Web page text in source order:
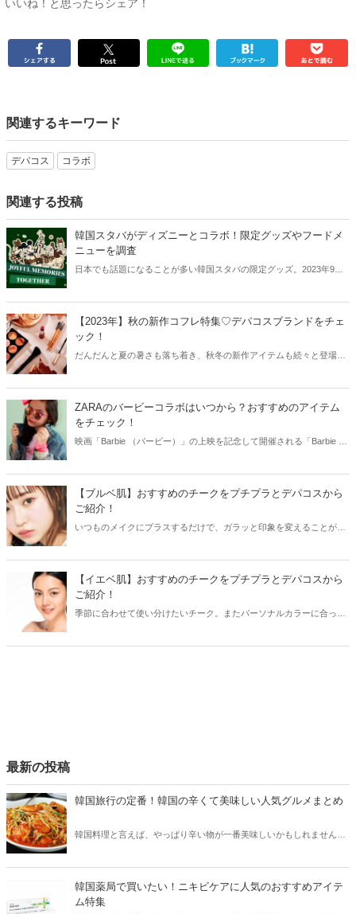
いいね！と思ったらシェア！
関連するキーワード
デパコス コラボ
関連する投稿
韓国スタバがディズニーとコラボ！限定グッズやフードメ
ニューを調査
日本でも話題になることが多い韓国スタバの限定グッズ。2023年9月
【2023年】秋の新作コフレ特集♡デパコスブランドをチェ
ック！
だんだんと夏の暑さも落ち着き、秋冬の新作アイテムも続々と登場し
ZARAのバービーコラボはいつから？おすすめのアイテム
をチェック！
映画「Barbie （バービー）」の上映を記念して開催される「Barbie x
コラボ販売期間や販売場所などをご紹介します！
【ブルベ肌】おすすめのチークをプチプラとデパコスから
ご紹介！
いつものメイクにプラスするだけで、ガラッと印象を変えることがで
パコスからご紹介しましょう♫
【イエベ肌】おすすめのチークをプチプラとデパコスから
ご紹介！
季節に合わせて使い分けたいチーク。またパーソナルカラーに合った
最新の投稿
韓国旅行の定番！韓国の辛くて美味しい人気グルメまとめ
韓国料理と言えば、やっぱり辛い物が一番美味しいかもしれません。
方も必見です。
韓国薬局で買いたい！ニキビケアに人気のおすすめアイテ
ム特集